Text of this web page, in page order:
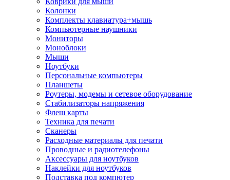
Колонки
Комплекты клавиатура+мышь
Компьютерные наушники
Мониторы
Моноблоки
Мыши
Ноутбуки
Персональные компьютеры
Планшеты
Роутеры, модемы и сетевое оборудование
Стабилизаторы напряжения
Флеш карты
Техника для печати
Сканеры
Расходные материалы для печати
Проводные и радиотелефоны
Аксессуары для ноутбуков
Наклейки для ноутбуков
Подставка под компютер